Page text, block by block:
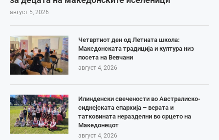
август 5, 2026
Четвртиот ден од Летната школа:
Македонската традиција и култура низ
посета на Вевчани
август 4, 2026
Илинденски свечености во Австралиско-
сиднејската епархија – верата и
татковината неразделни во срцето на
Македонецот
август 4, 2026